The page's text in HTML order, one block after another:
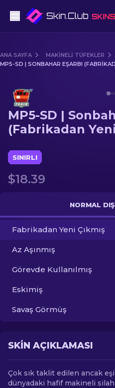
Orta seviye
Tüfek
Dürbünlü Tüfek
Eldiven
Diğer
ANA SAYFA MAKINELI TÜFEKLER
MP5-SD | SONBAHAR EŞARBI
MP5-SD |
(Fabrikadan Yeni
SINIRLI
$18.39
NORMAL
Fabrikadan Yeni Çıkmış
Az Aşınmış
Görevde Kullanılmış
Eskimiş
Savaş Görmüş
SKIN AÇIKLAMASI
Çok sık taklit edilen ancak
dünyadaki hafif makineli